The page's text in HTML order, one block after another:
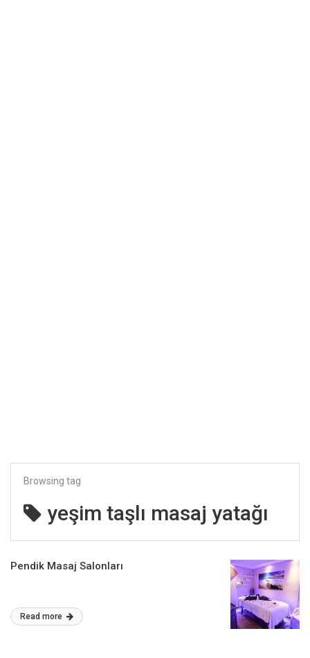
Browsing tag
yeşim taşlı masaj yatağı
Pendik Masaj Salonları
Read more